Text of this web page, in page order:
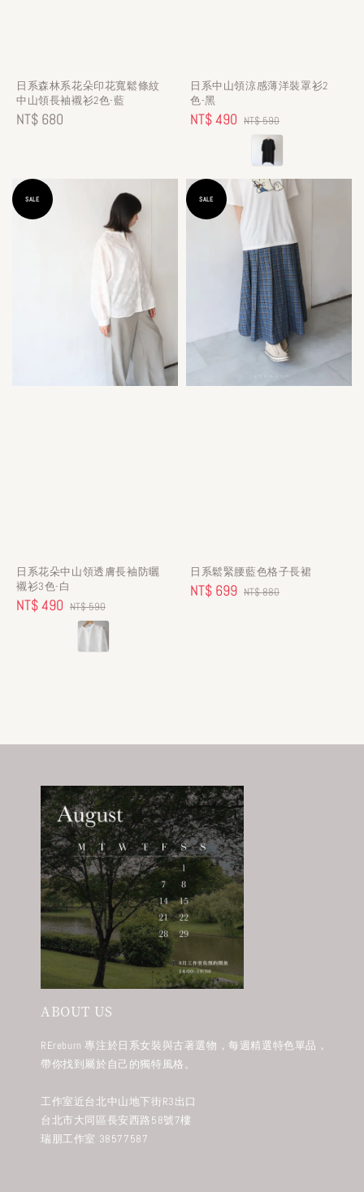
日系森林系花朵印花寬鬆條紋
中山領長袖襯衫2色-藍
Regular
NT$ 680
日系中山領涼感薄洋裝罩衫2
色-黑
Sale
NT$ 490 Regular
price
NT$ 590
SALE
日系花朵中山領透膚長袖防曬
襯衫3色-白
Sale
NT$ 490 Regular
price
NT$ 590
SALE
日系鬆緊腰藍色格子長裙
Sale
NT$ 699 Regular
NT$ 880
ABOUT US
REreburn 專注於日系女裝與古著選物，每週精選特色單品，
帶你找到屬於自己的獨特風格。
工作室近台北中山地下街R3出口
台北市大同區長安西路58號7樓
瑞朋工作室 38577587